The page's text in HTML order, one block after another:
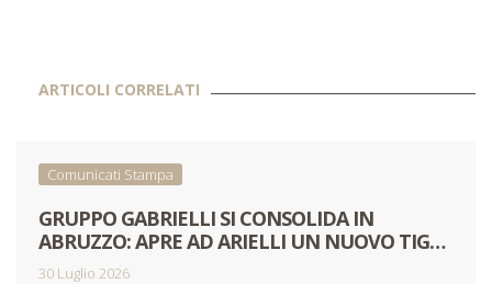
ARTICOLI CORRELATI
Comunicati Stampa
GRUPPO GABRIELLI SI CONSOLIDA IN
ABRUZZO: APRE AD ARIELLI UN NUOVO TIGRE
AMICO
30 Luglio 2026